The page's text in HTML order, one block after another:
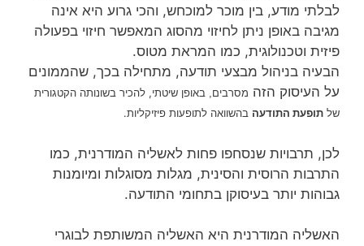
לבלתי מודע, בין מוכר למוכחש, והכי גרוע היא אינה
מגיבה באופן ניתן לחיזוי מהסוג המאפשר חיזוי בפעולה
פיזית וטכנולוגית, כמו המראת מטוס.
הבעיה בניהול מבצעי תודעה, מתחילה בכך, שהממונים
על העיסוק הזה מסרבים, באופן שיטתי, להכיר בשונותה הקטגורית
של תופעת התודעה בהשוואה לתופעות פיזיקליות.
לכן, תרבויות שנסחפו פחות לאשליה המודרנית, כמו
התרבות הרוסית והסינית, מגלות מסוגלות ומיומנות
גבוהות יותר בעיסוקן בתחומי התודעה.
האשליה המודרנית היא האשליה המשותפת לבוגרי